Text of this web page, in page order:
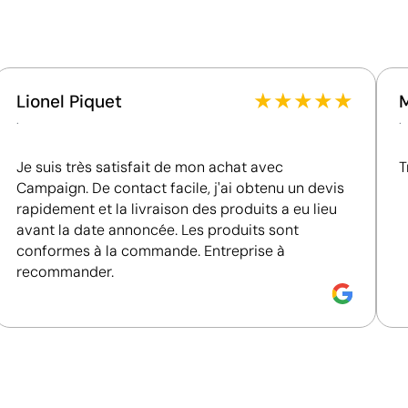
Impression de petits détails sur des surfaces
La tampographie transfère l’encre d’une plaque gravée
Lionel Piquet
.
★★★★★
Je suis très satisfait de mon achat avec
Campaign. De contact facile, j'ai obtenu un devis
rapidement et la livraison des produits a eu lieu
avant la date annoncée. Les produits sont
conformes à la commande. Entreprise à
recommander.
.